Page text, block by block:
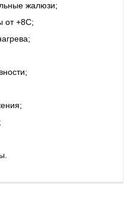
жалюзи;
от +8С;